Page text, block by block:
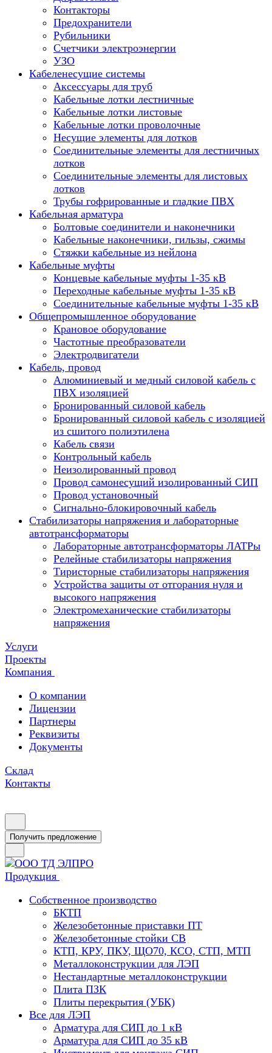
Контакторы
Предохранители
Рубильники
Счетчики электроэнергии
УЗО
Кабеленесущие системы
Аксессуары для труб
Кабельные лотки лестничные
Кабельные лотки листовые
Кабельные лотки проволочные
Несущие элементы для лотков
Соединительные элементы для лестничных
лотков
Соединительные элементы для листовых
лотков
Трубы гофрированные и гладкие ПВХ
Кабельная арматура
Болтовые соединители и наконечники
Кабельные наконечники, гильзы, сжимы
Стяжки кабельные из нейлона
Кабельные муфты
Концевые кабельные муфты 1-35 кВ
Переходные кабельные муфты 1-35 кВ
Соединительные кабельные муфты 1-35 кВ
Общепромышленное оборудование
Крановое оборудование
Частотные преобразователи
Электродвигатели
Кабель, провод
Алюминиевый и медный силовой кабель с
ПВХ изоляцией
Бронированный силовой кабель
Бронированный силовой кабель с изоляцией
из сшитого полиэтилена
Кабель связи
Контрольный кабель
Неизолированный провод
Провод самонесущий изолированный СИП
Провод установочный
Сигнально-блокировочный кабель
Стабилизаторы напряжения и лабораторные
автотрансформаторы
Лабораторные автотрансформаторы ЛАТРы
Релейные стабилизаторы напряжения
Тиристорные стабилизаторы напряжения
Устройства защиты от отгорания нуля и
высокого напряжения
Электромеханические стабилизаторы
напряжения
Услуги
Проекты
Компания
О компании
Лицензии
Партнеры
Реквизиты
Документы
Склад
Контакты
Получить предложение
Продукция
Собственное производство
БКТП
Железобетонные приставки ПТ
Железобетонные стойки СВ
КТП, КРУ, ПКУ, ЩО70, КСО, СТП, МТП
Металлоконструкции для ЛЭП
Нестандартные металлоконструкции
Плита ПЗК
Плиты перекрытия (УБК)
Все для ЛЭП
Арматура для СИП до 1 кВ
Арматура для СИП до 35 кВ